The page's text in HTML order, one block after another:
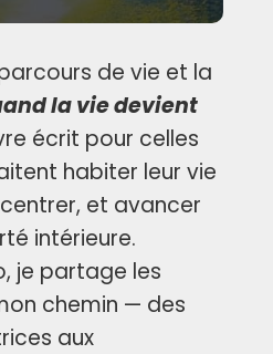
de vie et la
la vie devient
écrit pour celles
habiter leur vie
et avancer
intérieure.
je partage les
chemin — des
aux